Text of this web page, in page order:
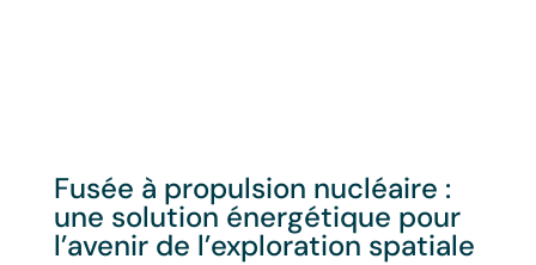
Fusée à propulsion nucléaire :
une solution énergétique pour
l’avenir de l’exploration spatiale